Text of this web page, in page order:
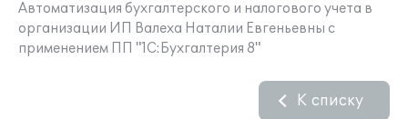
Автоматизация бухгалтерского и налогового учета в
организации ИП Валеха Наталии Евгеньевны с
применением ПП "1С:Бухгалтерия 8"
К списку